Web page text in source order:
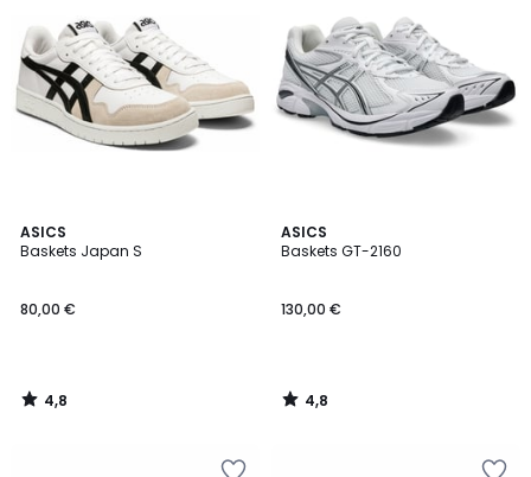
ASICS
Baskets Japan S
80,00 €
4,8
/ 5
4,8
/
ASICS
Baskets GT-2160
130,00 €
4,8
/ 5
4,8
/